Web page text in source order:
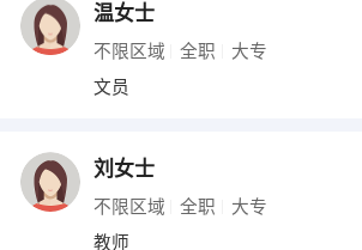
温女士
不限区域 全职 大专
文员
刘女士
不限区域 全职 大专
教师